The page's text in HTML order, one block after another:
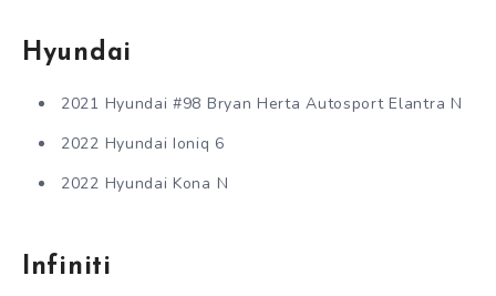
Hyundai
2021 Hyundai #98 Bryan Herta Autosport Elantra N
2022 Hyundai Ioniq 6
2022 Hyundai Kona N
Infiniti